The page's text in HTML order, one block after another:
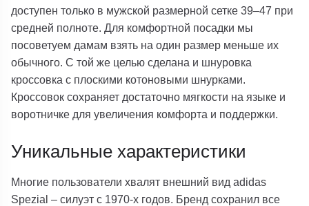
доступен только в мужской размерной сетке 39–47 при
средней полноте. Для комфортной посадки мы
посоветуем дамам взять на один размер меньше их
обычного. С той же целью сделана и шнуровка
кроссовка с плоскими котоновыми шнурками.
Кроссовок сохраняет достаточно мягкости на языке и
воротничке для увеличения комфорта и поддержки.
Уникальные характеристики
Многие пользователи хвалят внешний вид adidas
Spezial – силуэт с 1970-х годов. Бренд сохранил все